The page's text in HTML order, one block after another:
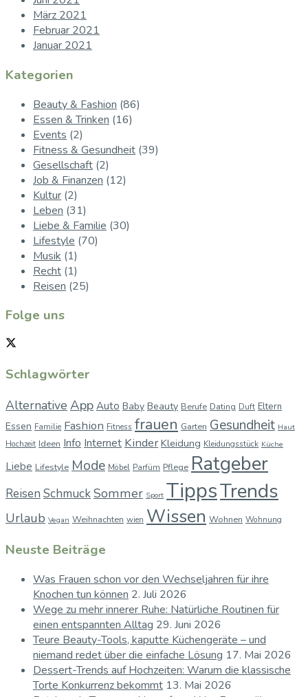
März 2021
Februar 2021
Januar 2021
Kategorien
Beauty & Fashion (86)
Essen & Trinken (16)
Events (2)
Fitness & Gesundheit (39)
Gesellschaft (2)
Job & Finanzen (12)
Kultur (2)
Leben (31)
Liebe & Familie (30)
Lifestyle (70)
Musik (1)
Recht (1)
Reisen (25)
Folge uns
Schlagwörter
Alternative App Auto Baby Beauty Berufe Dating Duft Eltern
Essen Familie Fashion Fitness frauen Garten Gesundheit Haut
Hochzeit Ideen Info Internet Kinder Kleidung Kleidungsstück Küche
Liebe Lifestyle Mode Möbel Parfüm Pflege Ratgeber
Reisen SchmuckSommer Sport TippsTrends
Urlaub Vegan Weihnachten wien Wissen Wohnen Wohnung
Neuste Beiträge
Was Frauen schon vor den Wechseljahren für ihre
Knochen tun können 2. Juli 2026
Wege zu mehr innerer Ruhe: Natürliche Routinen für
einen entspannten Alltag 29. Juni 2026
Teure Beauty-Tools, kaputte Küchengeräte – und
niemand redet über die einfache Lösung 17. Mai 2026
Dessert-Trends auf Hochzeiten: Warum die klassische
Torte Konkurrenz bekommt 13. Mai 2026